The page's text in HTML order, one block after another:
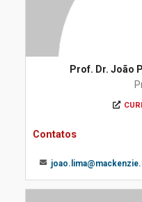
Prof. Dr. João
Contatos